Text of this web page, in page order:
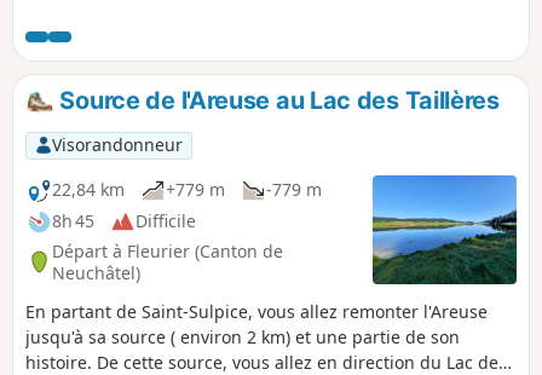
Source de l'Areuse au Lac des Taillères
Visorandonneur
22,84 km
+779 m
-779 m
8h 45
Difficile
Départ à Fleurier (Canton de
Neuchâtel)
En partant de Saint-Sulpice, vous allez remonter l'Areuse
jusqu'à sa source ( environ 2 km) et une partie de son
histoire. De cette source, vous allez en direction du Lac des